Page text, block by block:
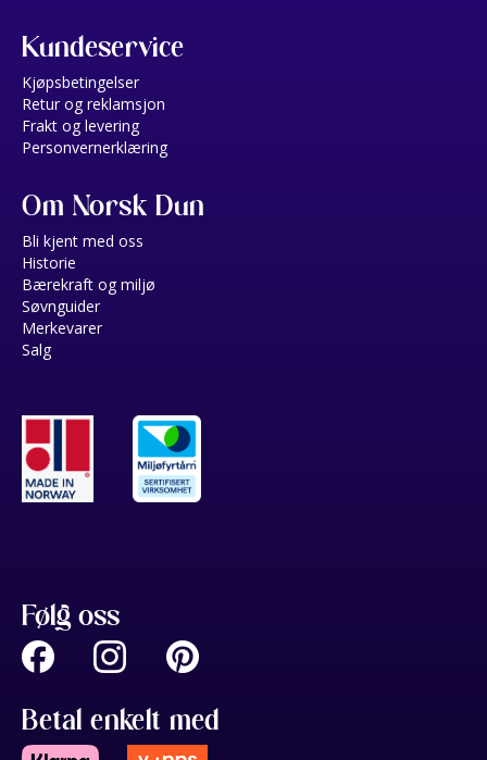
Kundeservice
Kjøpsbetingelser
Retur og reklamsjon
Frakt og levering
Personvernerklæring
Om Norsk Dun
Bli kjent med oss
Historie
Bærekraft og miljø
Søvnguider
Merkevarer
Salg
Følg oss
Betal enkelt med